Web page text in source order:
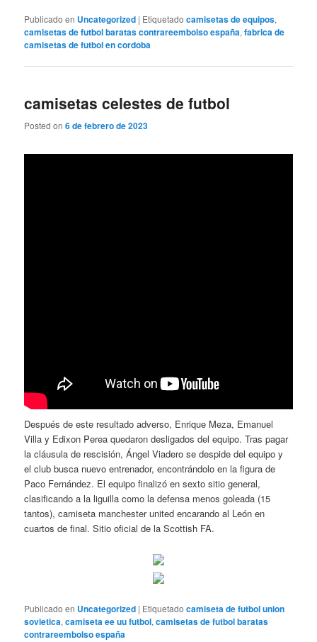
Publicado en Uncategorized | Etiquetado camisetas de equipos,
camisetas de futbol baratas contrareembolso españa,fabrica de
camisetas de futbol en cordoba
camisetas celestes de futbol
Posted on6 de febrero de 2023
Después de este resultado adverso, Enrique Meza, Emanuel
Villa y Edixon Perea quedaron desligados del equipo. Tras pagar
la cláusula de rescisión, Ángel Viadero se despide del equipo y
el club busca nuevo entrenador, encontrándolo en la figura de
Paco Fernández. El equipo finalizó en sexto sitio general,
clasificando a la liguilla como la defensa menos goleada (15
tantos), camiseta manchester united encarando al León en
cuartos de final. Sitio oficial de la Scottish FA.
Publicado en Uncategorized | Etiquetado camiseta de futbol union
sovietica,camiseta ee uu futbol,camisetas de futbol baratas
contrareembolso españa